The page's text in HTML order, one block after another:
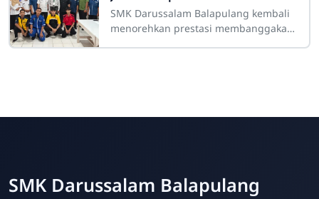
SMK Darussalam Balapulang kembali
menorehkan prestasi membanggakan
SMK Darussalam Balapulang